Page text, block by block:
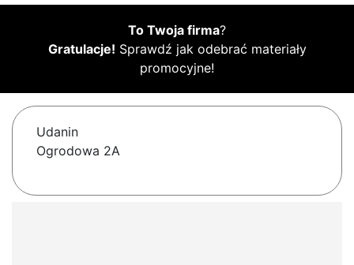
To Twoja firma?
Gratulacje! Sprawdź jak odebrać materiały
promocyjne!
Udanin
Ogrodowa 2A